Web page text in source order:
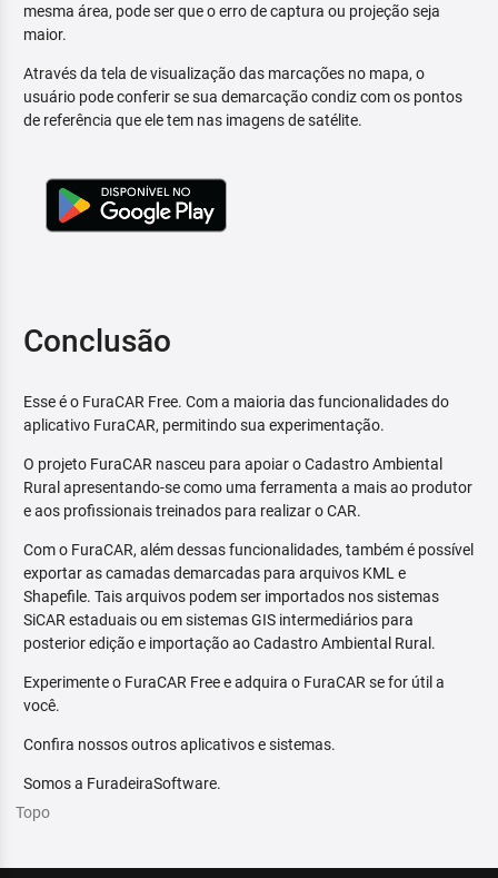
mesma área, pode ser que o erro de captura ou projeção seja
maior.
Através da tela de visualização das marcações no mapa, o
usuário pode conferir se sua demarcação condiz com os pontos
de referência que ele tem nas imagens de satélite.
Conclusão
Esse é o FuraCAR Free. Com a maioria das funcionalidades do
aplicativo FuraCAR, permitindo sua experimentação.
O projeto FuraCAR nasceu para apoiar o Cadastro Ambiental
Rural apresentando-se como uma ferramenta a mais ao produtor
e aos profissionais treinados para realizar o CAR.
Com o FuraCAR, além dessas funcionalidades, também é possível
exportar as camadas demarcadas para arquivos KML e
Shapefile. Tais arquivos podem ser importados nos sistemas
SiCAR estaduais ou em sistemas GIS intermediários para
posterior edição e importação ao Cadastro Ambiental Rural.
Experimente o FuraCAR Free e adquira o FuraCAR se for útil a
você.
Confira nossos outros aplicativos e sistemas.
Somos a FuradeiraSoftware.
Topo